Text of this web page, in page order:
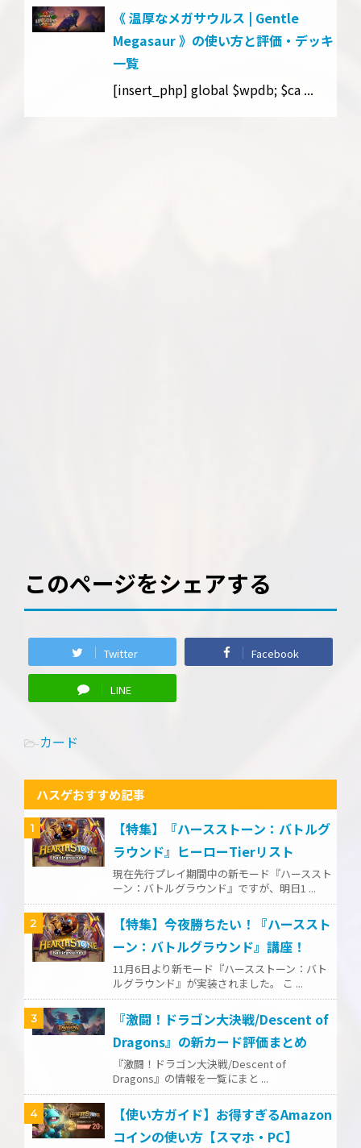
《 温厚なメガサウルス | Gentle
Megasaur 》の使い方と評価・デッキ
一覧
[insert_php] global $wpdb; $ca ...
このページをシェアする
Twitter Facebook
LINE
-カード
ハスゲおすすめ記事
1
【特集】『ハースストーン：バトルグ
ラウンド』ヒーローTierリスト
現在先行プレイ期間中の新モード『ハーススト
ーン：バトルグラウンド』ですが、明日1 ...
2
【特集】今夜勝ちたい！『ハーススト
ーン：バトルグラウンド』講座！
11月6日より新モード『ハースストーン：バト
ルグラウンド』が実装されました。 こ ...
3
『激闘！ドラゴン大決戦/Descent of
Dragons』の新カード評価まとめ
『激闘！ドラゴン大決戦/Descent of
Dragons』の情報を一覧にまと ...
4
【使い方ガイド】お得すぎるAmazon
コインの使い方【スマホ・PC】